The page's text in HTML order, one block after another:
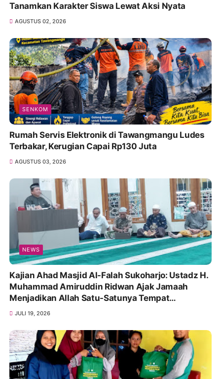
Tanamkan Karakter Siswa Lewat Aksi Nyata
AGUSTUS 02, 2026
SENKOM
Rumah Servis Elektronik di Tawangmangu Ludes
Terbakar, Kerugian Capai Rp130 Juta
AGUSTUS 03, 2026
NEWS
Kajian Ahad Masjid Al-Falah Sukoharjo: Ustadz H.
Muhammad Amiruddin Ridwan Ajak Jamaah
Menjadikan Allah Satu-Satunya Tempat
Bergantung
JULI 19, 2026